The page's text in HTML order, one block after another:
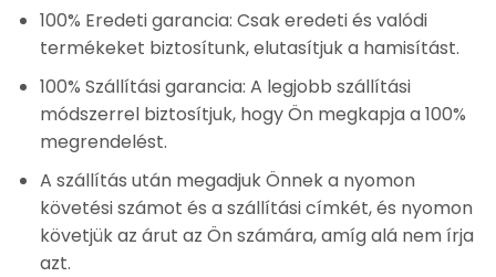
100% Eredeti garancia: Csak eredeti és valódi
termékeket biztosítunk, elutasítjuk a hamisítást.
100% Szállítási garancia: A legjobb szállítási
módszerrel biztosítjuk, hogy Ön megkapja a 100%
megrendelést.
A szállítás után megadjuk Önnek a nyomon
követési számot és a szállítási címkét, és nyomon
követjük az árut az Ön számára, amíg alá nem írja
azt.